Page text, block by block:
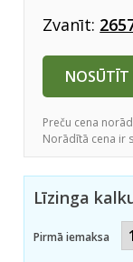
Zvanīt:
NOSŪTĪT
Preču cena
Norādītā cena ir
Līzinga
Pirmā iemaksa